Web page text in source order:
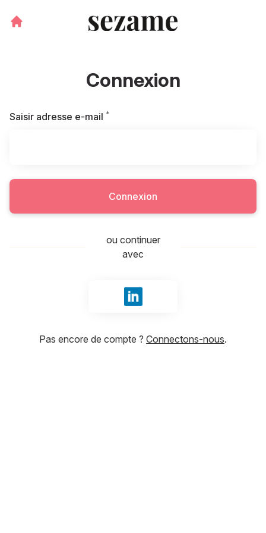
Connexion
Saisir adresse e-mail *
Connexion
ou continuer
avec
Se connecter avec LinkedIn
Pas encore de compte ? Connectons-nous.